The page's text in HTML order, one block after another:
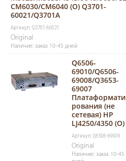
CM6030/CM6040 (O) Q3701-
60021/Q3701A
Артикул: Q3701-60021
Original
Наличие: заказ 10-45 дней
Q6506-
69010/Q6506-
69008/Q3653-
69007
Платаформати
рования (не
сетевая) HP
LJ4250/4350 (O)
Артикул: Q6506-69009
Original
Наличие: заказ 10-45